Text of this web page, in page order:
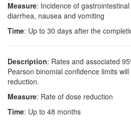
Measure: Incidence of
diarrhea, nausea and vomiting
Time: Up to 30 days after the
Description: Rates and associated
Pearson binomial confidence limits
reduction.
Measure: Rate of dose reduction
Time: Up to 48 months